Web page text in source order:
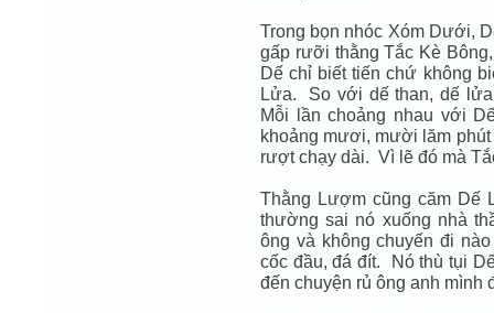
Trong bọn nhóc Xóm Dưới,
gấp rưỡi thằng Tắc Kè
Dế chỉ biết tiến chứ không
Lửa. So với dế than, dế
Mỗi lần choảng nhau với
khoảng mươi, mười lăm
rượt chạy dài. Vì lẽ đó mà
Thằng Lượm cũng căm Dế
thường sai nó xuống nhà
ông và không chuyến đi
cốc đầu, đá đít. Nó thù tụi
đến chuyện rủ ông anh